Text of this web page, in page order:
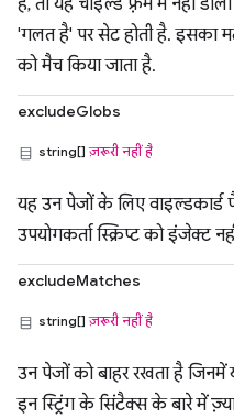
हैं, तो यह चाइल्ड फ़्रेम में नहीं
'गलत है' पर सेट होती है. इसका
को मैच किया जाता है.
excludeGlobs
string[]ज़रूरी नहीं है
यह उन पेजों के लिए वाइल्डकार्ड
उपयोगकर्ता स्क्रिप्ट को इंजेक्ट
excludeMatches
string[]ज़रूरी नहीं है
उन पेजों को बाहर रखता है जिनमें
इन स्ट्रिंग के सिंटैक्स के बारे में